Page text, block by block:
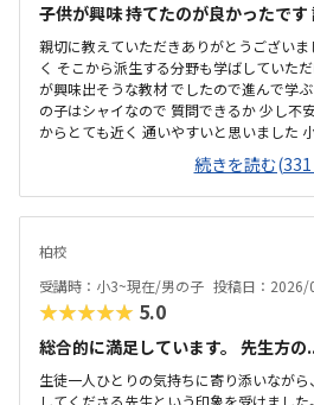
子供が興味 持てたのが良かったです
親切に教えていただきありがとうござい
く そこから派生する分野も学ばしていた
が興味出そうな教材 でしたので進んで学
の子はシャイなので 質問できるか 少し不
からとても近く 通いやすいと思いました
か 少し不安なところがありました楽しそ
でした 、とても 整理整頓 が行き届き 清
ーバーは少し高いと感じました 自習室を
良いと思いましたロボット 組み立て に取
続きを読む
柏校
受講時：小3~現在/男の子 投稿日：2026/
★★★★★ 5.0
総合的に満足しています。 先生方の
生徒一人ひとりの気持ちに寄り添いなが
してくださる先生という印象を受けまし